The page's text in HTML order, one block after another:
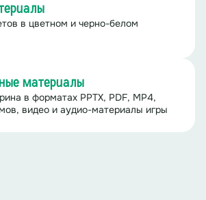
в цветном и черно-белом
материалы
в форматах PPTX, PDF, MP4,
видео и аудио-материалы игры